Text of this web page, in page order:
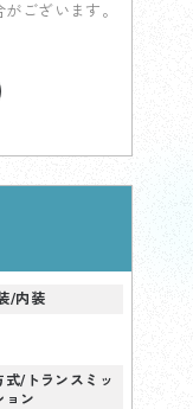
ございます。
/内装
式/トランスミッ
ョン